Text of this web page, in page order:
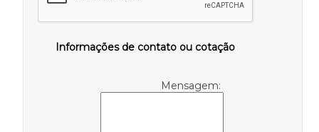
Informações de contato ou cotação
Mensagem: